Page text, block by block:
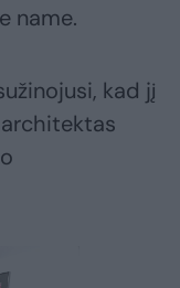
name.
kad jį